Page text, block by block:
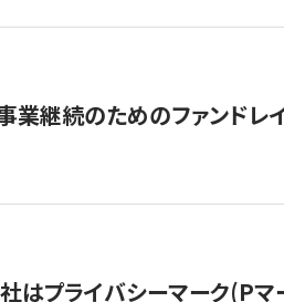
事業継続のためのファンド
はプライバシーマーク(P